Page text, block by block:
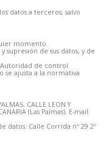
datos a terceros, salvo
momento.
de sus datos, y de
de control
se ajusta a la normativa
CALLE LEON Y
(Las Palmas). E-mail:
Calle Corrida nº 29 2º